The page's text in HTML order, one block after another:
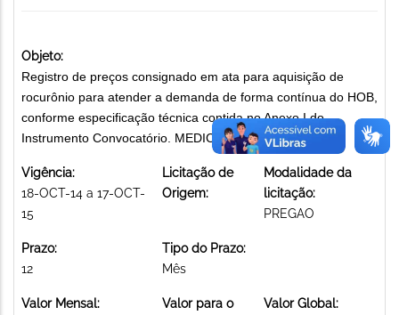
Objeto:
Registro de preços consignado em ata para aquisição de
rocurônio para atender a demanda de forma contínua do HOB,
conforme especificação técnica contida no Anexo I do
Instrumento Convocatório. MEDICAMENTOS
Vigência:
18-OCT-14 a 17-OCT-
15
Licitação de
Origem:
Modalidade da
licitação:
PREGAO
Prazo:
12
Tipo do Prazo:
Mês
Valor Mensal:
Valor para o
Valor Global: